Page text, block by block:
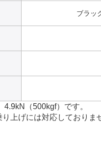
ブラッ
（500kgf）です。
上げには対応しておりま